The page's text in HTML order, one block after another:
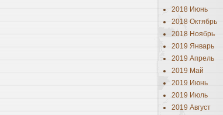
2018 Июнь
2018 Октябрь
2018 Ноябрь
2019 Январь
2019 Апрель
2019 Май
2019 Июнь
2019 Июль
2019 Август